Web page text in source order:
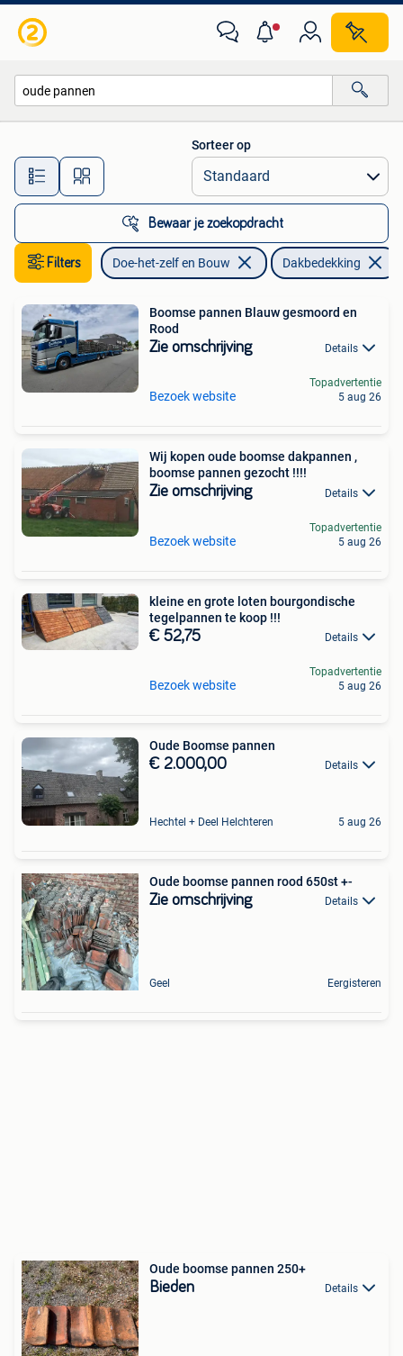
Alle afstanden…
Sorteer op
Bewaar je zoekopdracht
Filters Doe-het-zelf en Bouw Dakbedekking
Boomse pannen Blauw gesmoord en
Rood
Zie omschrijving Details
Bezoek website
Topadvertentie
5 aug 26
Wij kopen oude boomse dakpannen ,
boomse pannen gezocht !!!!
Zie omschrijving Details
Bezoek website
Topadvertentie
5 aug 26
kleine en grote loten bourgondische
tegelpannen te koop !!!
€ 52,75 Details
Bezoek website
Topadvertentie
5 aug 26
Oude Boomse pannen
€ 2.000,00 Details
Hechtel + Deel Helchteren 5 aug 26
Oude boomse pannen rood 650st +-
Zie omschrijving Details
Geel Eergisteren
Oude boomse pannen 250+
Bieden Details